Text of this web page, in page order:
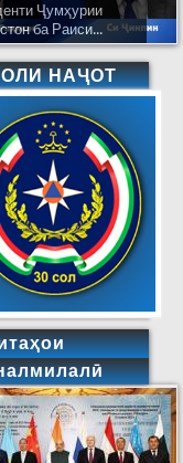
Ҷумҳурии
ба Раиси...
НАҶОТ